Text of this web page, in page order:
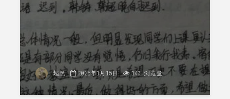
超然 2025年1月15日 140 浏览量